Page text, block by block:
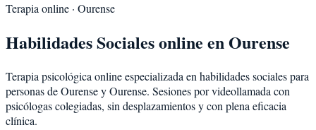
Terapia online · Ourense
Habilidades Socialesonline enOurense
Terapia psicológica online especializada en habilidades socialespara
personas deOurenseyOurense. Sesiones por videollamada con
psicólogas colegiadas, sin desplazamientos y con plena eficacia
clínica.